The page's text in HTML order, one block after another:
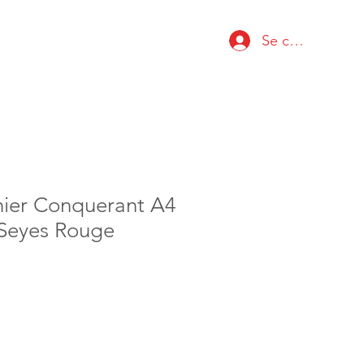
Se connecter
Conquerant A4
Rouge